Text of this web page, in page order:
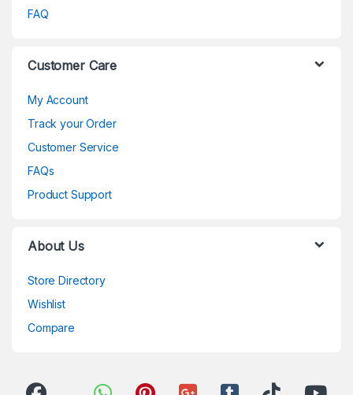
FAQ
Customer Care
My Account
Track your Order
Customer Service
FAQs
Product Support
About Us
Store Directory
Wishlist
Compare